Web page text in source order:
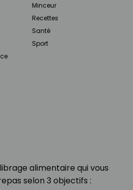
alimentaire qui vous
selon 3 objectifs :
Minceur
Recettes
Santé
Sport